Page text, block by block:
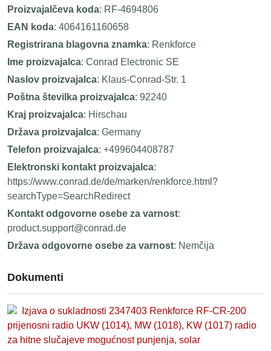
Proizvajalčeva koda: RF-4694806
EAN koda: 4064161160658
Registrirana blagovna znamka: Renkforce
Ime proizvajalca: Conrad Electronic SE
Naslov proizvajalca: Klaus-Conrad-Str. 1
Poštna številka proizvajalca: 92240
Kraj proizvajalca: Hirschau
Država proizvajalca: Germany
Telefon proizvajalca: +499604408787
Elektronski kontakt proizvajalca:
https://www.conrad.de/de/marken/renkforce.html?
searchType=SearchRedirect
Kontakt odgovorne osebe za varnost:
product.support@conrad.de
Država odgovorne osebe za varnost: Nemčija
Dokumenti
Izjava o sukladnosti 2347403 Renkforce RF-CR-200
prijenosni radio UKW (1014), MW (1018), KW (1017) radio
za hitne slučajeve mogućnost punjenja, solar